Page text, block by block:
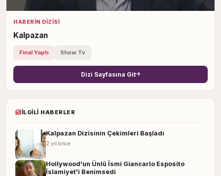
HABERIN DIZISI
Kalpazan
Final Yaptı Show Tv
Dizi Sayfasına Git
İLGILI HABERLER
Kalpazan Dizisinin Çekimleri Başladı
2 yıl önce
Hollywood'un Ünlü İsmi Giancarlo Esposito
İslamiyet'i Benimsedi